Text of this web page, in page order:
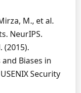
M., et al.
NeurIPS.
(2015).
Biases in
Security